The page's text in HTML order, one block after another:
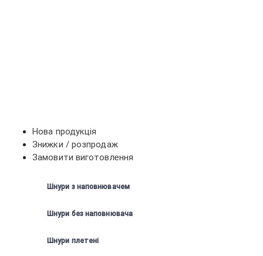
Нова продукція
Знижки / розпродаж
Замовити виготовлення
Шнури з наповнювачем
Шнури без наповнювача
Шнури плетені